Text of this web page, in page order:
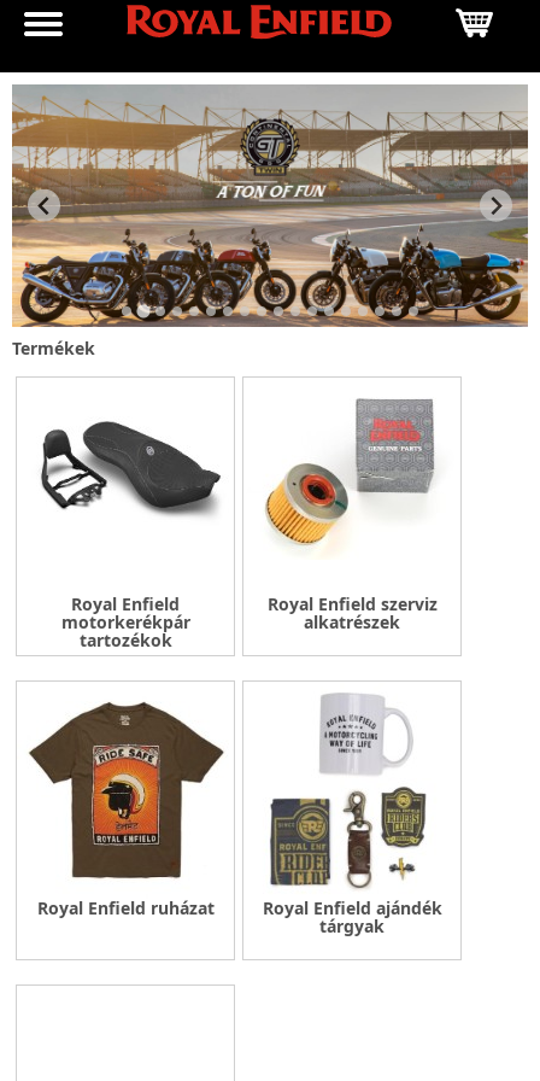
Termékek
Royal Enfield
motorkerékpár
tartozékok
Royal Enfield szerviz
alkatrészek
Royal Enfield ruházat Royal Enfield ajándék
tárgyak